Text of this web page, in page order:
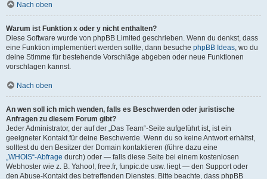
Nach oben
Warum ist Funktion x oder y nicht enthalten?
Diese Software wurde von phpBB Limited geschrieben. Wenn du denkst, dass
eine Funktion implementiert werden sollte, dann besuche phpBB Ideas, wo du
deine Stimme für bestehende Vorschläge abgeben oder neue Funktionen
vorschlagen kannst.
Nach oben
An wen soll ich mich wenden, falls es Beschwerden oder juristische
Anfragen zu diesem Forum gibt?
Jeder Administrator, der auf der „Das Team“-Seite aufgeführt ist, ist ein
geeigneter Kontakt für deine Beschwerde. Wenn du so keine Antwort erhältst,
solltest du den Besitzer der Domain kontaktieren (führe dazu eine
„WHOIS“-Abfrage durch) oder — falls diese Seite bei einem kostenlosen
Webhoster wie z. B. Yahoo!, free.fr, funpic.de usw. liegt — den Support oder
den Abuse-Kontakt des betreffenden Dienstes. Bitte beachte, dass phpBB